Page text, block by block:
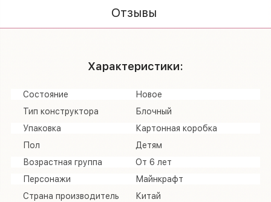
Отзывы
Характеристики:
Состояние
Новое
Тип конструктора
Блочный
Упаковка
Картонная коробка
Пол
Детям
Возрастная группа
От 6 лет
Персонажи
Майнкрафт
Страна производитель
Китай